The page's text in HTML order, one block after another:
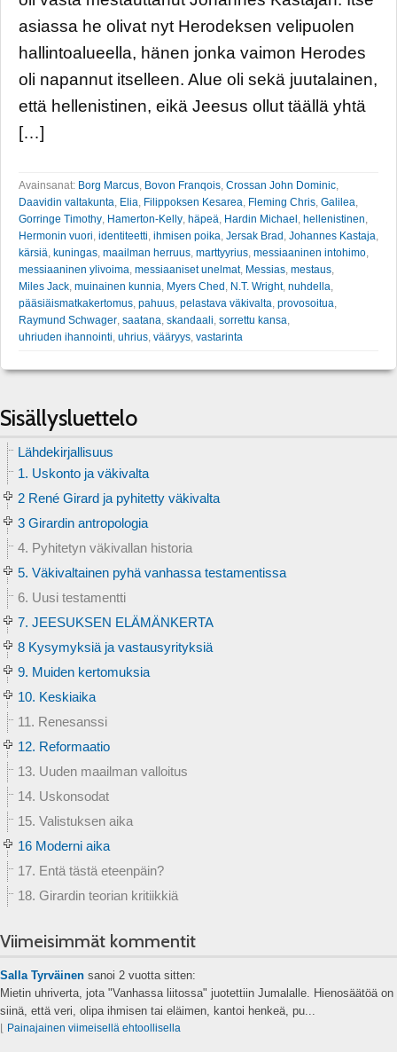
asiassa he olivat nyt Herodeksen velipuolen
hallintoalueella, hänen jonka vaimon Herodes
oli napannut itselleen. Alue oli sekä juutalainen,
että hellenistinen, eikä Jeesus ollut täällä yhtä
[…]
Avainsanat: Borg Marcus Bovon Franqois Crossan John Dominic
Daavidin valtakunta Elia Filippoksen Kesarea Fleming Chris Galilea
Gorringe Timothy Hamerton-Kelly häpeä Hardin Michael hellenistinen
Hermonin vuori identiteetti ihmisen poika Jersak Brad Johannes Kastaja
kärsiä kuningas maailman herruus marttyyrius messiaaninen intohimo
messiaaninen ylivoima messiaaniset unelmat, Messias mestaus
Miles Jack muinainen kunnia Myers Ched N.T. Wright, nuhdella
pääsiäismatkakertomus pahuus pelastava väkivalta provosoitua
Raymund Schwager saatana skandaali sorrettu kansa
uhriuden ihannointi uhrius vääryys vastarinta
Sisällysluettelo
Lähdekirjallisuus
1. Uskonto ja väkivalta
2 René Girard ja pyhitetty väkivalta
3 Girardin antropologia
4. Pyhitetyn väkivallan historia
5. Väkivaltainen pyhä vanhassa testamentissa
6. Uusi testamentti
7. JEESUKSEN ELÄMÄNKERTA
8 Kysymyksiä ja vastausyrityksiä
9. Muiden kertomuksia
10. Keskiaika
11. Renesanssi
12. Reformaatio
13. Uuden maailman valloitus
14. Uskonsodat
15. Valistuksen aika
16 Moderni aika
17. Entä tästä eteenpäin?
18. Girardin teorian kritiikkiä
Viimeisimmät kommentit
Salla Tyrväinen sanoi 2 vuotta sitten:
Mietin uhriverta, jota "Vanhassa liitossa" juotettiin Jumalalle. Hienosäätöä on
siinä, että veri, olipa ihmisen tai eläimen, kantoi henkeä, pu...
⌊ Painajainen viimeisellä ehtoollisella